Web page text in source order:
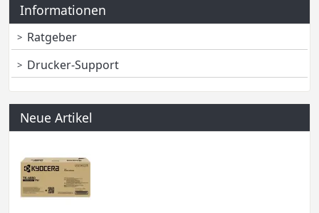
Informationen
Ratgeber
Drucker-Support
Neue Artikel